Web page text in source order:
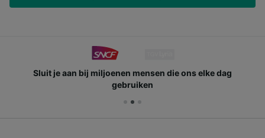
Sluit je aan bij miljoenen mensen die ons elke dag
gebruiken